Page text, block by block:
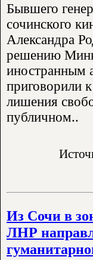
Бывшего
сочинского
Александра
решению
иностранным
приговорили
лишения
публичном..
Из Сочи в
ЛНР